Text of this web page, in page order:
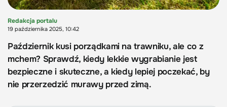
Redakcja portalu
19 października 2025, 10:42
Październik kusi porządkami na trawniku, ale co z
mchem? Sprawdź, kiedy lekkie wygrabianie jest
bezpieczne i skuteczne, a kiedy lepiej poczekać, by
nie przerzedzić murawy przed zimą.